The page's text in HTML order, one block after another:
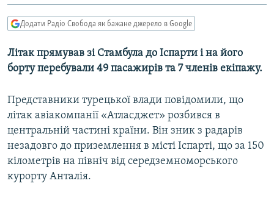
Перейти
до
КУЛЬТУРА
СПОРТ
УКРАЇНА
СВІТ
КРИМ.РЕАЛІЇ
ТИ ЯК?
СХЕМИ
КИТАЙ.ВИКЛИКИ
МУЛЬТИМЕДІА
ФОТО
СПЕЦПРОЄКТИ
Додати Радіо Свобода як бажане джерело в Google
Літак прямував зі Стамбула до Іспарти і на його
борту перебували 49 пасажирів та 7 членів екіпажу.
Представники турецької влади повідомили, що
літак авіакомпанії «Атласджет» розбився в
центральній частині країни. Він зник з радарів
незадовго до приземлення в місті Іспарті, що за 150
кілометрів на північ від середземноморського
курорту Анталія.